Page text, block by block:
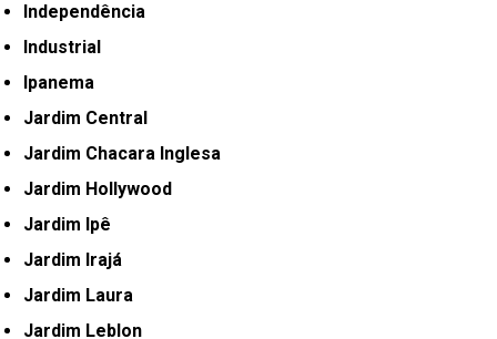
Independência
Industrial
Ipanema
Jardim Central
Jardim Chacara Inglesa
Jardim Hollywood
Jardim Ipê
Jardim Irajá
Jardim Laura
Jardim Leblon